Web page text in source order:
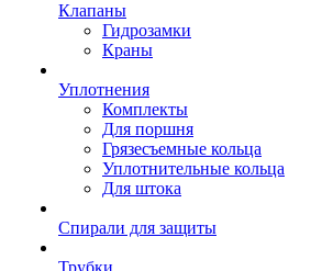
Клапаны
Гидрозамки
Краны
Уплотнения
Комплекты
Для поршня
Грязесъемные кольца
Уплотнительные кольца
Для штока
Спирали для защиты
Трубки